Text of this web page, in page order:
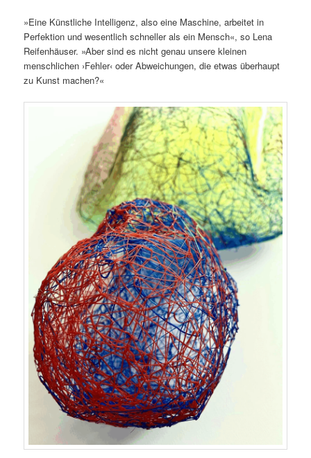
»Eine Künstliche Intelligenz, also eine Maschine, arbeitet in
Perfektion und wesentlich schneller als ein Mensch«, so Lena
Reifenhäuser. »Aber sind es nicht genau unsere kleinen
menschlichen ›Fehler‹ oder Abweichungen, die etwas überhaupt
zu Kunst machen?«